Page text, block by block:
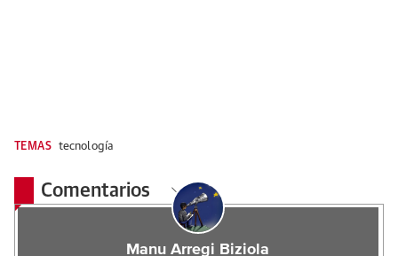
TEMAS tecnología
Comentarios
Manu Arregi Biziola